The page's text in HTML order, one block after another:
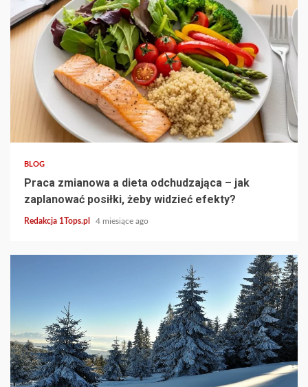
3 min read
BLOG
Praca zmianowa a dieta odchudzająca – jak
zaplanować posiłki, żeby widzieć efekty?
Redakcja 1Tops.pl 4 miesiące ago